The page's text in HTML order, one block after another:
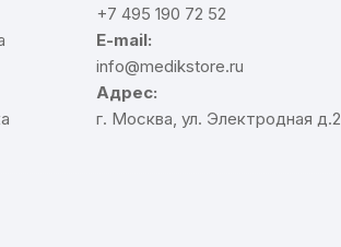
+7 495 190 72 52
E-mail:
info@medikstore.ru
Адрес:
г. Москва, ул. Электродная д.2